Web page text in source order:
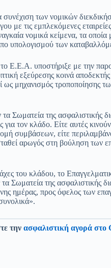
συνέχιση των νομικών
με τις εμπλεκόμενες
νομικά κείμενα, τα οποία
υπολογισμού των
Ε.Ε.Α. υποστήριξε με την
εξεύρεσης κοινά
ως μηχανισμός τροποποίησης
Σωματεία της ασφαλιστικής
τον κλάδο. Είτε αυτές
συμβάσεων, είτε
αρωγός στη βούληση των
του κλάδου, το
Σωματεία της ασφαλιστικής
ημέρας, προς όφελος των
την ασφαλιστική αγορά στο